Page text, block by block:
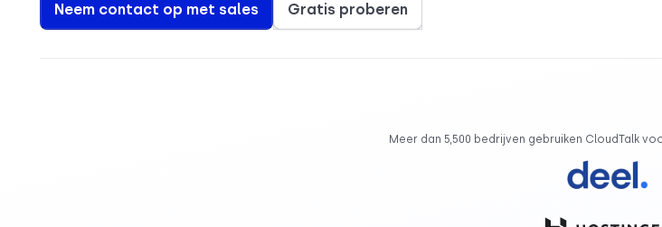
Neem contact op met sales Gratis proberen
Meer dan 5,500 bedrijven gebruiken CloudTalk